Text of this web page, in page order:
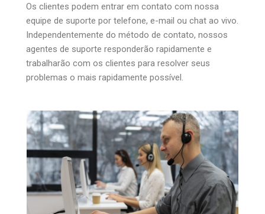
Os clientes podem entrar em contato com nossa
equipe de suporte por telefone, e-mail ou chat ao vivo.
Independentemente do método de contato, nossos
agentes de suporte responderão rapidamente e
trabalharão com os clientes para resolver seus
problemas o mais rapidamente possível.